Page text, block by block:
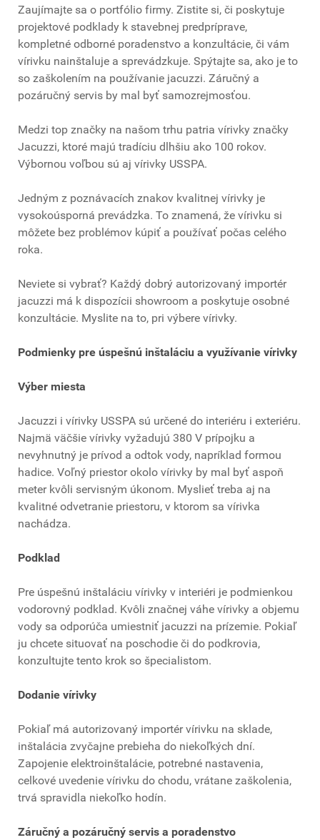
Zaujímajte sa o portfólio firmy. Zistite si, či poskytuje
projektové podklady k stavebnej predpríprave,
kompletné odborné poradenstvo a konzultácie, či vám
vírivku nainštaluje a sprevádzkuje. Spýtajte sa, ako je to
so zaškolením na používanie jacuzzi. Záručný a
pozáručný servis by mal byť samozrejmosťou.
Medzi top značky na našom trhu patria vírivky značky
Jacuzzi, ktoré majú tradíciu dlhšiu ako 100 rokov.
Výbornou voľbou sú aj vírivky USSPA.
Jedným z poznávacích znakov kvalitnej vírivky je
vysokoúsporná prevádzka. To znamená, že vírivku si
môžete bez problémov kúpiť a používať počas celého
roka.
Neviete si vybrať? Každý dobrý autorizovaný importér
jacuzzi má k dispozícii showroom a poskytuje osobné
konzultácie. Myslite na to, pri výbere vírivky.
Podmienky pre úspešnú inštaláciu a využívanie vírivky
Výber miesta
Jacuzzi i vírivky USSPA sú určené do interiéru i exteriéru.
Najmä väčšie vírivky vyžadujú 380 V prípojku a
nevyhnutný je prívod a odtok vody, napríklad formou
hadice. Voľný priestor okolo vírivky by mal byť aspoň
meter kvôli servisným úkonom. Myslieť treba aj na
kvalitné odvetranie priestoru, v ktorom sa vírivka
nachádza.
Podklad
Pre úspešnú inštaláciu vírivky v interiéri je podmienkou
vodorovný podklad. Kvôli značnej váhe vírivky a objemu
vody sa odporúča umiestniť jacuzzi na prízemie. Pokiaľ
ju chcete situovať na poschodie či do podkrovia,
konzultujte tento krok so špecialistom.
Dodanie vírivky
Pokiaľ má autorizovaný importér vírivku na sklade,
inštalácia zvyčajne prebieha do niekoľkých dní.
Zapojenie elektroinštalácie, potrebné nastavenia,
celkové uvedenie vírivku do chodu, vrátane zaškolenia,
trvá spravidla niekoľko hodín.
Záručný a pozáručný servis a poradenstvo